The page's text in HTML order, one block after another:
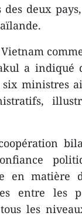
deux
a indiqué
ministres
en matière
entre les
les